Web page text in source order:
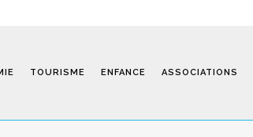
TOURISME ENFANCE ASSOCIATIONS